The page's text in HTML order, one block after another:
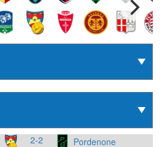
2-2
Pordenone